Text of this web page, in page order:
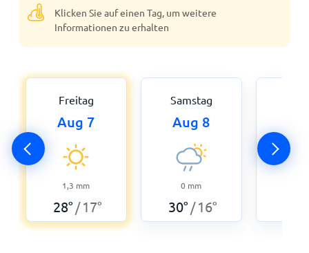
Klicken Sie auf einen Tag, um weitere
Informationen zu erhalten
Freitag
Aug 7
1,3 mm
28° /17°
Samstag
Aug 8
0 mm
30° /16°